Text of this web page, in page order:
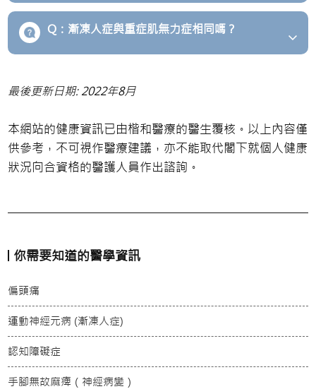
Q：漸凍人症與重症肌無力症相同嗎？
最後更新日期: 2022年8月
本網站的健康資訊已由楷和醫療的醫生覆核。以上內容僅
供參考，不可視作醫療建議，亦不能取代閣下就個人健康
狀況向合資格的醫護人員作出諮詢。
你需要知道的醫學資訊
偏頭痛
運動神經元病 (漸凍人症)
認知障礙症
手腳無故麻痺（神經病變）